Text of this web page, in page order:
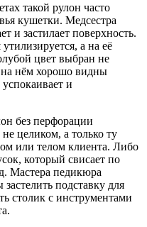
такой рулон часто
кушетки. Медсестра
и застилает поверхность.
а на её
цвет выбран не
на нём хорошо видны
и
без перфорации
целиком, а только ту
или телом клиента. Либо
который свисает по
Мастера педикюра
подставку для
столик с инструментами